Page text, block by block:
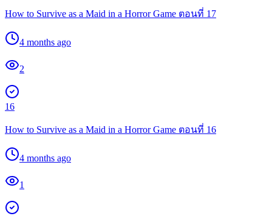
How to Survive as a Maid in a Horror Game ตอนที่ 17
4 months ago
2
16
How to Survive as a Maid in a Horror Game ตอนที่ 16
4 months ago
1